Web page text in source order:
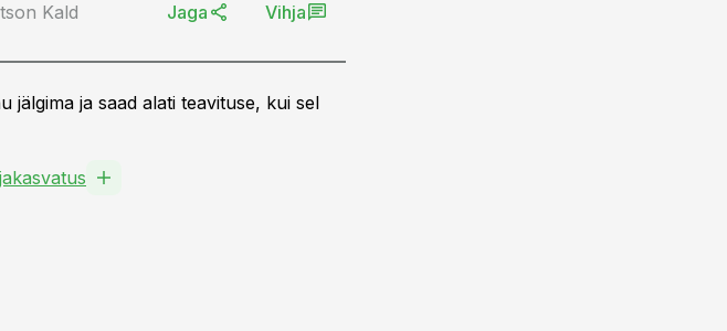
Kald Jaga Vihja
jälgima ja saad alati teavituse, kui sel